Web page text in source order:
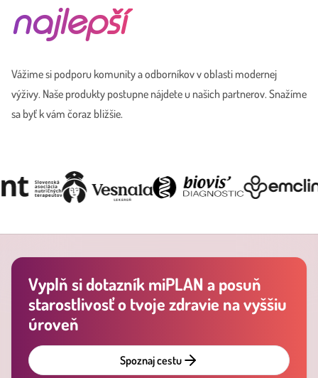
najlepší
Vážime si podporu komunity a odborníkov v oblasti modernej
výživy. Naše produkty postupne nájdete u našich partnerov. Snažíme
sa byť k vám čoraz bližšie.
Vyplň si dotazník miPLAN a posuň
starostlivosť o tvoje zdravie na vyššiu
úroveň
Spoznaj cestu